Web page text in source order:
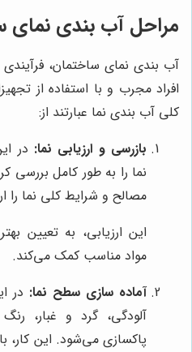
مراحل آب بندی نمای
آب بندی نمای ساختمان،
افراد مجرب و با استفاده از
کلی آب بندی نما عبارتند از:
بازرسی و ارزیابی نما: در
نما را به طور کامل بررسی
مصالح و شرایط کلی نما را
این ارزیابی، به تعیین
مواد مناسب کمک می‌کند.
آماده سازی سطح نما: در
آلودگی، گرد و غبار،
پاکسازی می‌شود. این کار،